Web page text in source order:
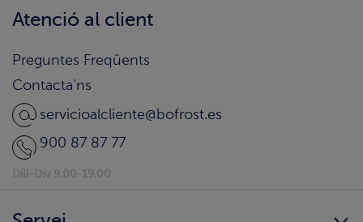
Atenció al client
Preguntes Freqüents
Contacta'ns
servicioalcliente@bofrost.es
900 87 87 77